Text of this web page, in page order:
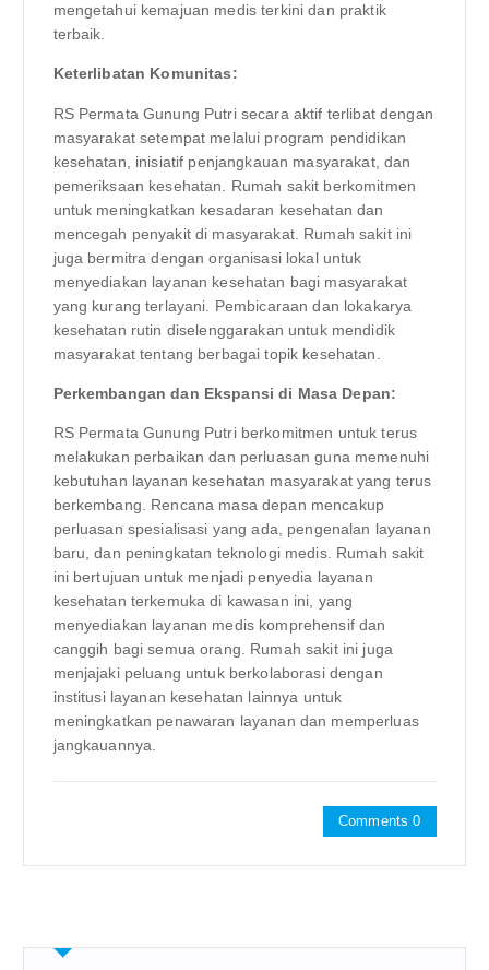
mengetahui kemajuan medis terkini dan praktik
terbaik.
Keterlibatan Komunitas:
RS Permata Gunung Putri secara aktif terlibat dengan
masyarakat setempat melalui program pendidikan
kesehatan, inisiatif penjangkauan masyarakat, dan
pemeriksaan kesehatan. Rumah sakit berkomitmen
untuk meningkatkan kesadaran kesehatan dan
mencegah penyakit di masyarakat. Rumah sakit ini
juga bermitra dengan organisasi lokal untuk
menyediakan layanan kesehatan bagi masyarakat
yang kurang terlayani. Pembicaraan dan lokakarya
kesehatan rutin diselenggarakan untuk mendidik
masyarakat tentang berbagai topik kesehatan.
Perkembangan dan Ekspansi di Masa Depan:
RS Permata Gunung Putri berkomitmen untuk terus
melakukan perbaikan dan perluasan guna memenuhi
kebutuhan layanan kesehatan masyarakat yang terus
berkembang. Rencana masa depan mencakup
perluasan spesialisasi yang ada, pengenalan layanan
baru, dan peningkatan teknologi medis. Rumah sakit
ini bertujuan untuk menjadi penyedia layanan
kesehatan terkemuka di kawasan ini, yang
menyediakan layanan medis komprehensif dan
canggih bagi semua orang. Rumah sakit ini juga
menjajaki peluang untuk berkolaborasi dengan
institusi layanan kesehatan lainnya untuk
meningkatkan penawaran layanan dan memperluas
jangkauannya.
Comments 0